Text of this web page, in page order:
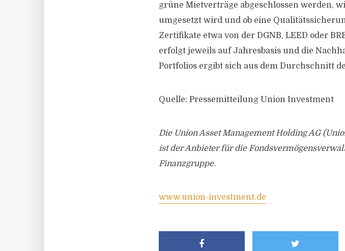
grüne Mietverträge abgeschlossen werden,
umgesetzt wird und ob eine
Zertifikate etwa von der DGNB, LEED oder
erfolgt jeweils auf Jahresbasis und die
Portfolios ergibt sich aus dem Durchschnitt
Quelle: Pressemitteilung Union Investment
Die Union Asset Management Holding AG
ist der Anbieter für die
Finanzgruppe.
www.union-investment.de